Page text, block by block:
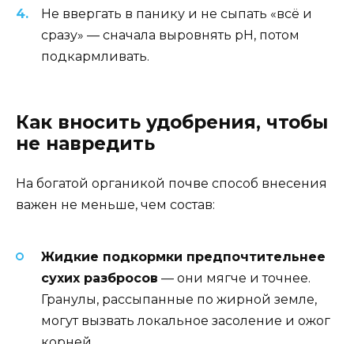
Не ввергать в панику и не сыпать «всё и
сразу» — сначала выровнять pH, потом
подкармливать.
Как вносить удобрения, чтобы
не навредить
На богатой органикой почве способ внесения
важен не меньше, чем состав:
Жидкие подкормки предпочтительнее
сухих разбросов — они мягче и точнее.
Гранулы, рассыпанные по жирной земле,
могут вызвать локальное засоление и ожог